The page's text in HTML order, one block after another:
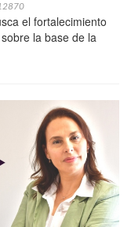
el fortalecimiento
la base de la